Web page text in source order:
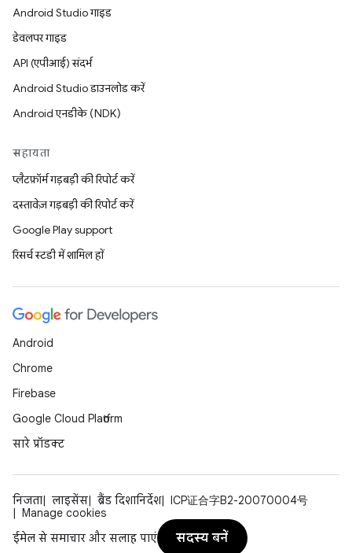
Android Studio गाइड
डेवलपर गाइड
API (एपीआई) संदर्भ
Android Studio डाउनलोड करें
Android एनडीके (NDK)
सहायता
प्लैटफ़ॉर्म गड़बड़ी की रिपोर्ट करें
दस्तावेज़ गड़बड़ी की रिपोर्ट करें
Google Play support
रिसर्च स्टडी में शामिल हों
Android
Chrome
Firebase
Google Cloud Platform
सारे प्रॉडक्ट
निजता लाइसेंस ब्रैंड दिशानिर्देश
ICP证合字B2-20070004号
Manage cookies
ईमेल से समाचार और सलाह पाएं
सदस्य बनें